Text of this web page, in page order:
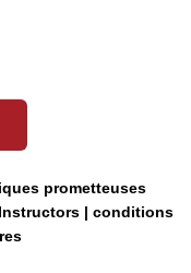
prometteuses
| conditions